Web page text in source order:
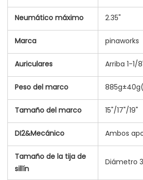
Neumático máximo 2.35"
Marca pinaworks
Auriculares Arriba 1-1/
Peso del marco
Tamaño del marco 15"/17"/19"
DI2&Mecánico Ambos
Tamaño de la tija de
sillín
Diámetro